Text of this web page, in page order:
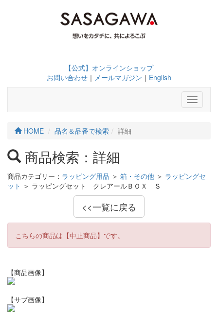
【公式】オンラインショップ
お問い合わせ ｜ メールマガジン ｜ English
Toggle
HOME 品名＆品番で検索 詳細
商品検索：詳細
商品カテゴリー： ラッピング用品 ＞ 箱・その他 ＞ ラッピングセ
ット ＞ ラッピングセット クレアールＢＯＸ Ｓ
<<一覧に戻る
こちらの商品は【中止商品】です。
【商品画像】
【サブ画像】